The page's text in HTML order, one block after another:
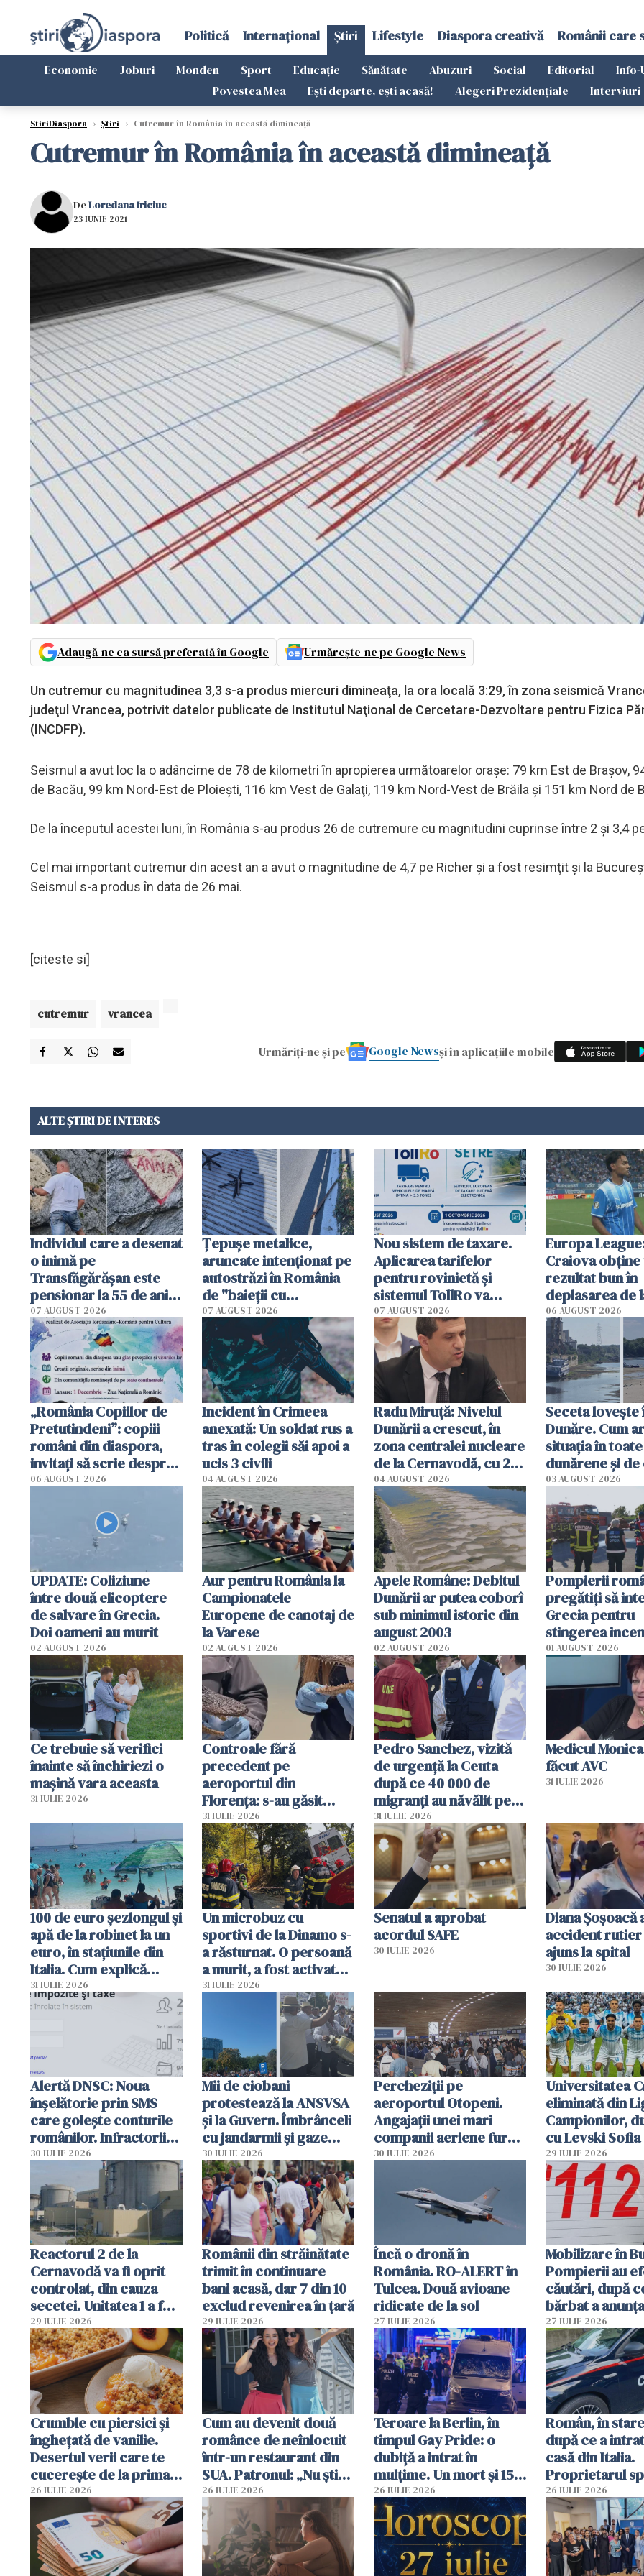
Politică Internațional Știri Lifestyle Diaspora creativă Românii care
Economie Joburi Monden Sport Educație Sănătate Abuzuri Social Editorial Info-
Povestea Mea
Ești departe, ești acasă! Alegeri Prezidențiale Interviuri
StiriDiaspora › Știri › Cutremur în România în această dimineață
Cutremur în România în această dimineață
DeLoredana Iriciuc
23 IUNIE 2021
Adaugă-ne ca sursă preferată în Google Urmărește-ne pe Google News
Un cutremur cu magnitudinea 3,3 s-a produs miercuri dimineaţa, la ora locală 3:29, în zona seismică
judeţul Vrancea, potrivit datelor publicate de Institutul Naţional de Cercetare-Dezvoltare pentru Fizica
(INCDFP).
Seismul a avut loc la o adâncime de 78 de kilometri în apropierea următoarelor oraşe: 79 km Est de Braşov,
de Bacău, 99 km Nord-Est de Ploieşti, 116 km Vest de Galaţi, 119 km Nord-Vest de Brăila şi 151 km Nord de
De la începutul acestei luni, în România s-au produs 26 de cutremure cu magnitudini cuprinse între 2 şi 3,4
Cel mai important cutremur din acest an a avut o magnitudine de 4,7 pe Richer şi a fost resimţit şi la
Seismul s-a produs în data de 26 mai.
[citeste si]
cutremur vrancea
Urmăriți-ne și pe Google Newsși în aplicațiile mobile
ALTE ȘTIRI DE INTERES
Individul care a desenat
o inimă pe
Transfăgărășan este
pensionar la 55 de ani.
Poliția l-a identificat
07 AUGUST 2026
Țepușe metalice,
aruncate intenționat pe
autostrăzi în România
de "baieții cu
platforme": "Mi-au
cerut 1200 lei să mă
tracteze"
07 AUGUST 2026
Nou sistem de taxare.
Aplicarea tarifelor
pentru rovinietă şi
sistemul TollRo va
începe la 1 octombrie
07 AUGUST 2026
Europa
Craiova obține
rezultat bun în
deplasarea de
06 AUGUST 2026
„România Copiilor de
Pretutindeni”: copiii
români din diaspora,
invitați să scrie despre
România într-un volum
06 AUGUST 2026
Incident în Crimeea
anexată: Un soldat rus a
tras în colegii săi apoi a
ucis 3 civili
04 AUGUST 2026
Radu Miruţă: Nivelul
Dunării a crescut, în
zona centralei nucleare
de la Cernavodă, cu 2
cm faţă de ziua trecută
04 AUGUST 2026
Seceta
Dunăre. Cum
situația în
dunărene și de
România
efectele, deși a
în iulie
03 AUGUST 2026
UPDATE: Coliziune
între două elicoptere
de salvare în Grecia.
Doi oameni au murit
02 AUGUST 2026
Aur pentru România la
Campionatele
Europene de canotaj de
la Varese
02 AUGUST 2026
Apele Române: Debitul
Dunării ar putea coborî
sub minimul istoric din
august 2003
02 AUGUST 2026
Pompierii
pregătiţi să
Grecia pentru
stingerea
01 AUGUST 2026
Ce trebuie să verifici
înainte să închiriezi o
mașină vara aceasta
31 IULIE 2026
Controale fără
precedent pe
aeroportul din
Florența: s-au găsit
capete de aligator și o
sumă imensă de bani
31 IULIE 2026
Pedro Sanchez, vizită
de urgență la Ceuta
după ce 40 000 de
migranți au năvălit pe
teritoriul spaniol: „Vom
mobiliza toate
resursele"
31 IULIE 2026
Medicul
făcut AVC
31 IULIE 2026
100 de euro șezlongul și
apă de la robinet la un
euro, în stațiunile din
Italia. Cum explică
autoritățile
31 IULIE 2026
Un microbuz cu
sportivi de la Dinamo s-
a răsturnat. O persoană
a murit, a fost activat
planul roșu de
31 IULIE 2026
Senatul a aprobat
acordul SAFE
30 IULIE 2026
Diana Șoșoacă
accident rutier
ajuns la spital
30 IULIE 2026
Alertă DNSC: Noua
înșelătorie prin SMS
care golește conturile
românilor. Infractorii
folosesc numele
Ghișeul.ro și al Poliției
Române
30 IULIE 2026
Mii de ciobani
protestează la ANSVSA
și la Guvern. Îmbrânceli
cu jandarmii și gaze
lacrimogene
30 IULIE 2026
Percheziții pe
aeroportul Otopeni.
Angajații unei mari
companii aeriene furau
parfumuri, ceasuri și
vânzării
30 IULIE 2026
Universitatea
eliminată din
Campionilor,
cu Levski Sofia
29 IULIE 2026
Reactorul 2 de la
Cernavodă va fi oprit
controlat, din cauza
secetei. Unitatea 1 a fost
deja oprită
29 IULIE 2026
Românii din străinătate
trimit în continuare
bani acasă, dar 7 din 10
exclud revenirea în țară
29 IULIE 2026
Încă o dronă în
România. RO-ALERT în
Tulcea. Două avioane
ridicate de la sol
27 IULIE 2026
Mobilizare în
Pompierii au
căutări, după
bărbat a
că a văzut un
luminos
27 IULIE 2026
Crumble cu piersici și
înghețată de vanilie.
Desertul verii care te
cucerește de la prima
lingură
26 IULIE 2026
Cum au devenit două
românce de neînlocuit
într-un restaurant din
SUA. Patronul: „Nu știu
ce o să mă fac fără voi”
26 IULIE 2026
Teroare la Berlin, în
timpul Gay Pride: o
dubiță a intrat în
mulțime. Un mort și 15
răniți
26 IULIE 2026
Român, în
după ce a
casă din Italia.
Proprietarul
s-a apărat cu
26 IULIE 2026